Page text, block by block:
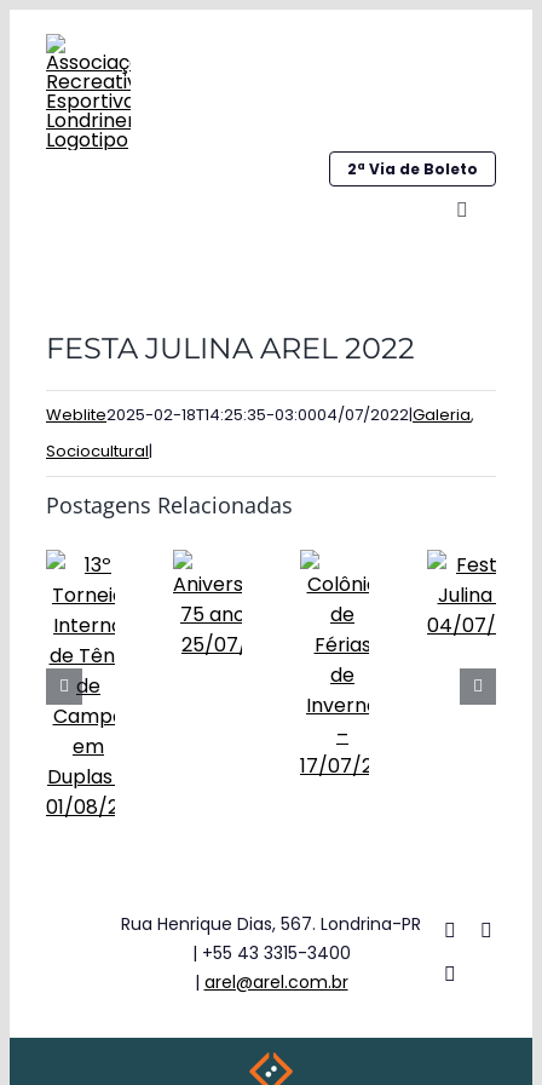
para
conteúdo
2ª Via de Boleto
Alternar
Institucional
Galeria
Esportes
Obras
Contato
FESTA JULINA AREL 2022
Weblite2025-02-18T14:25:35-03:0004/07/2022|Galeria,
Sociocultural|
Postagens Relacionadas
Rua Henrique Dias, 567. Londrina-PR
| +55 43 3315-3400
| arel@arel.com.br